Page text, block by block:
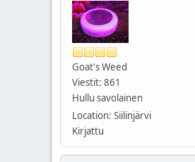
Goat's Weed
Viestit: 861
Hullu savolainen
Location: Siilinjärvi
Kirjattu